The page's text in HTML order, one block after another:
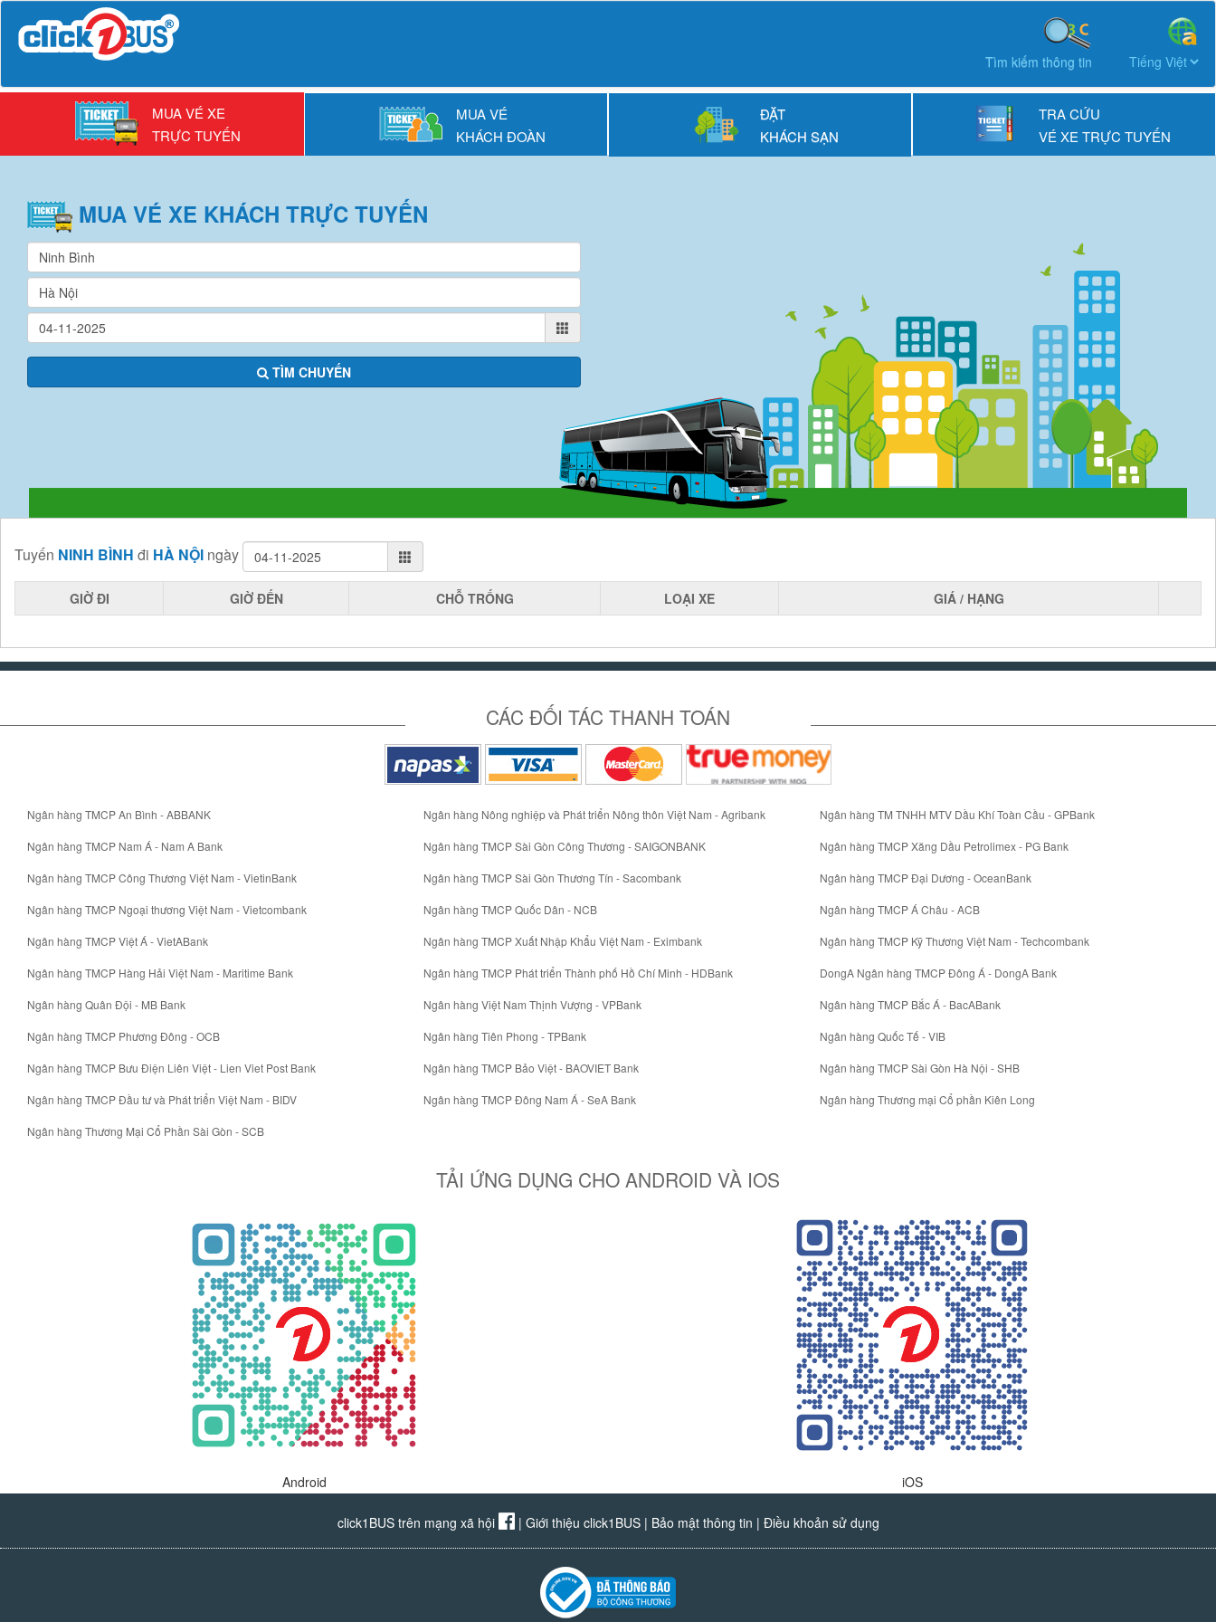
Tìm kiếm thông tin
MUA VÉ XE
TRỰC TUYẾN
MUA VÉ
KHÁCH ĐOÀN
ĐẶT
KHÁCH SẠN
TRA CỨU
VÉ XE TRỰC TUYẾN
MUA VÉ XE KHÁCH TRỰC TUYẾN
TÌM CHUYẾN
Tuyến NINH BÌNH đi HÀ NỘI ngày
GIỜ ĐI GIỜ ĐẾN CHỖ TRỐNG LOẠI XE GIÁ / HẠNG
CÁC ĐỐI TÁC THANH TOÁN
Ngân hàng TMCP An Bình - ABBANK
Ngân hàng TMCP Nam Á - Nam A Bank
Ngân hàng TMCP Công Thương Việt Nam - VietinBank
Ngân hàng TMCP Ngoại thương Việt Nam - Vietcombank
Ngân hàng TMCP Việt Á - VietABank
Ngân hàng TMCP Hàng Hải Việt Nam - Maritime Bank
Ngân hàng Quân Đội - MB Bank
Ngân hàng TMCP Phương Đông - OCB
Ngân hàng TMCP Bưu Điện Liên Việt - Lien Viet Post Bank
Ngân hàng TMCP Đầu tư và Phát triển Việt Nam - BIDV
Ngân hàng Thương Mại Cổ Phần Sài Gòn - SCB
Ngân hàng Nông nghiệp và Phát triển Nông thôn Việt Nam - Agribank
Ngân hàng TMCP Sài Gòn Công Thương - SAIGONBANK
Ngân hàng TMCP Sài Gòn Thương Tín - Sacombank
Ngân hàng TMCP Quốc Dân - NCB
Ngân hàng TMCP Xuất Nhập Khẩu Việt Nam - Eximbank
Ngân hàng TMCP Phát triển Thành phố Hồ Chí Minh - HDBank
Ngân hàng Việt Nam Thịnh Vượng - VPBank
Ngân hàng Tiên Phong - TPBank
Ngân hàng TMCP Bảo Việt - BAOVIET Bank
Ngân hàng TMCP Đông Nam Á - SeA Bank
Ngân hàng TM TNHH MTV Dầu Khí Toàn Cầu - GPBank
Ngân hàng TMCP Xăng Dầu Petrolimex - PG Bank
Ngân hàng TMCP Đại Dương - OceanBank
Ngân hàng TMCP Á Châu - ACB
Ngân hàng TMCP Kỹ Thương Việt Nam - Techcombank
DongA Ngân hàng TMCP Đông Á - DongA Bank
Ngân hàng TMCP Bắc Á - BacABank
Ngân hàng Quốc Tế - VIB
Ngân hàng TMCP Sài Gòn Hà Nội - SHB
Ngân hàng Thương mại Cổ phần Kiên Long
TẢI ỨNG DỤNG CHO ANDROID VÀ IOS
Android iOS
click1BUS trên mạng xã hội | Giới thiệu click1BUS| Bảo mật thông tin | Điều khoản sử dụng